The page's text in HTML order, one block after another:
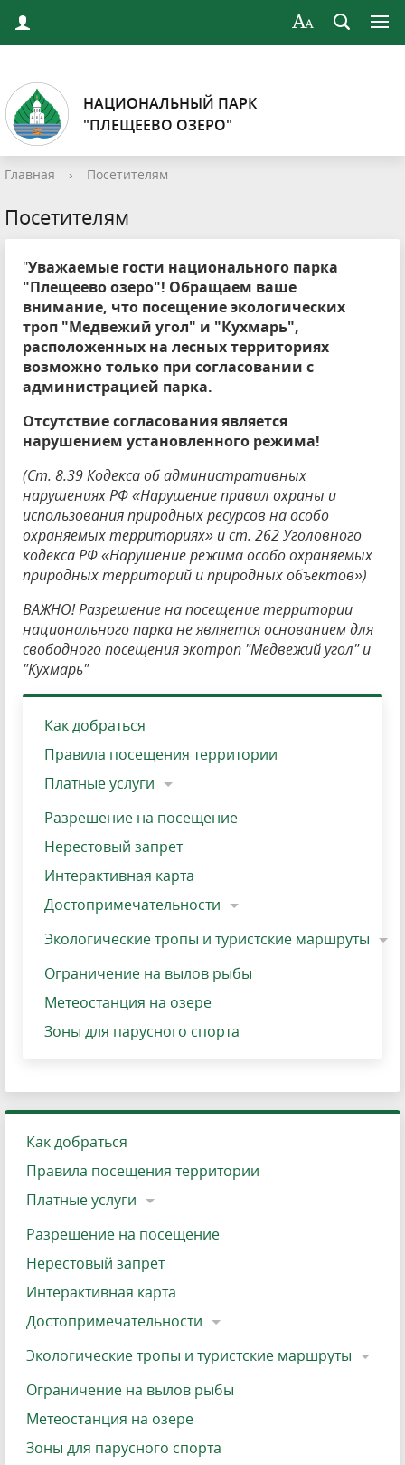
НАЦИОНАЛЬНЫЙ ПАРК
"ПЛЕЩЕЕВО ОЗЕРО"
Главная › Посетителям
Посетителям
"Уважаемые гости национального парка
"Плещеево озеро"! Обращаем ваше
внимание, что посещение экологических
троп "Медвежий угол" и "Кухмарь",
расположенных на лесных территориях
возможно только при согласовании с
администрацией парка.
Отсутствие согласования является
нарушением установленного режима!
(Ст. 8.39 Кодекса об административных
нарушениях РФ «Нарушение правил охраны и
использования природных ресурсов на особо
охраняемых территориях» и ст. 262 Уголовного
кодекса РФ «Нарушение режима особо охраняемых
природных территорий и природных объектов»)
ВАЖНО! Разрешение на посещение территории
национального парка не является основанием для
свободного посещения экотроп "Медвежий угол" и
"Кухмарь"
Как добраться
Правила посещения территории
Платные услуги
Разрешение на посещение
Нерестовый запрет
Интерактивная карта
Достопримечательности
Экологические тропы и туристские маршруты
Ограничение на вылов рыбы
Метеостанция на озере
Зоны для парусного спорта
Как добраться
Правила посещения территории
Платные услуги
Разрешение на посещение
Нерестовый запрет
Интерактивная карта
Достопримечательности
Экологические тропы и туристские маршруты
Ограничение на вылов рыбы
Метеостанция на озере
Зоны для парусного спорта